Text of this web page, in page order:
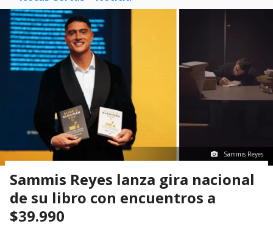
Sammis Reyes
Sammis Reyes lanza gira nacional
de su libro con encuentros a
$39.990